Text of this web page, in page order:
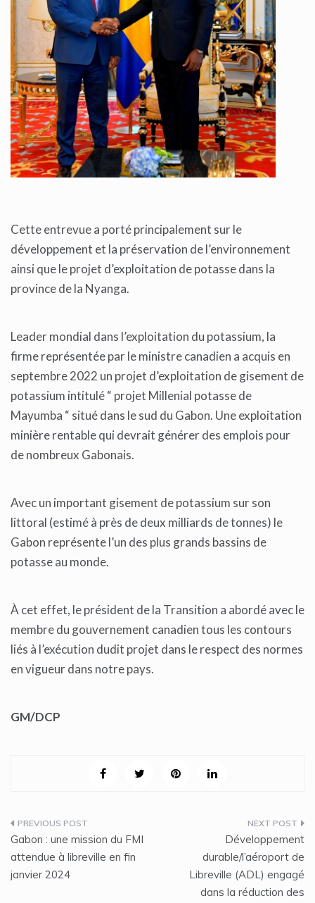
Cette entrevue a porté principalement sur le
développement et la préservation de l’environnement
ainsi que le projet d’exploitation de potasse dans la
province de la Nyanga.
Leader mondial dans l’exploitation du potassium, la
firme représentée par le ministre canadien a acquis en
septembre 2022 un projet d’exploitation de gisement de
potassium intitulé “ projet Millenial potasse de
Mayumba “ situé dans le sud du Gabon. Une exploitation
minière rentable qui devrait générer des emplois pour
de nombreux Gabonais.
Avec un important gisement de potassium sur son
littoral (estimé à près de deux milliards de tonnes) le
Gabon représente l’un des plus grands bassins de
potasse au monde.
À cet effet, le président de la Transition a abordé avec le
membre du gouvernement canadien tous les contours
liés à l’exécution dudit projet dans le respect des normes
en vigueur dans notre pays.
GM/DCP
Navigation
de
l’article
Gabon : une mission du FMI
attendue à libreville en fin
janvier 2024
Développement
durable/l’aéroport de
Libreville (ADL) engagé
dans la réduction des